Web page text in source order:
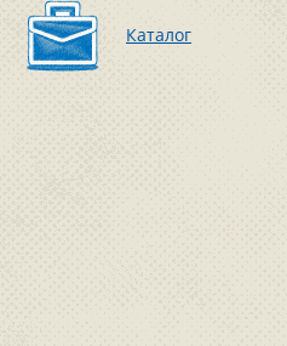
Каталог